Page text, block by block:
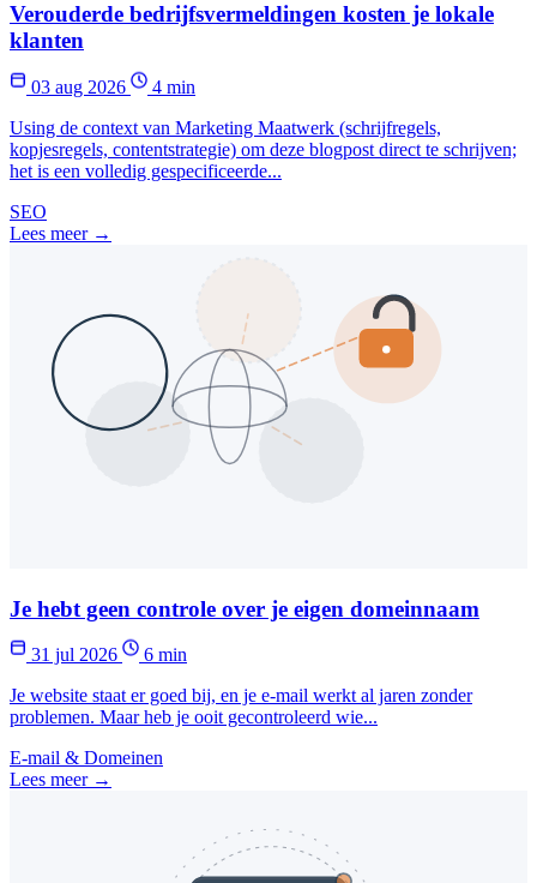
Verouderde bedrijfsvermeldingen kosten je lokale
klanten
03 aug 2026
4 min
Using de context van Marketing Maatwerk (schrijfregels,
kopjesregels, contentstrategie) om deze blogpost direct te schrijven;
het is een volledig gespecificeerde...
SEO
Lees meer →
Je hebt geen controle over je eigen domeinnaam
31 jul 2026
6 min
Je website staat er goed bij, en je e-mail werkt al jaren zonder
problemen. Maar heb je ooit gecontroleerd wie...
E-mail & Domeinen
Lees meer →